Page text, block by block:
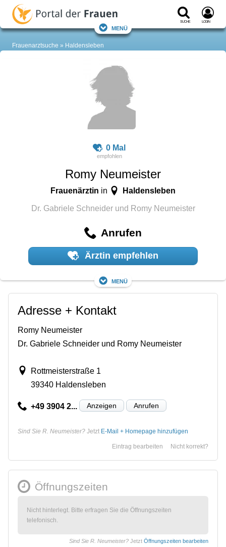
Suche Login
Menü
Frauenarztsuche Haldensleben
0 Mal
Romy Neumeister
Frauenärztin in Haldensleben
Dr. Gabriele Schneider und Romy Neumeister
Anrufen
Ärztin empfehlen
Menü
Adresse + Kontakt
Romy Neumeister
Dr. Gabriele Schneider und Romy Neumeister
Rottmeisterstraße 1
39340 Haldensleben
+49 3904 2... Anzeigen Anrufen
Sind Sie R. Neumeister? Jetzt E-Mail + Homepage hinzufügen
Nicht korrekt?
Eintrag bearbeiten
Öffnungszeiten
Nicht hinterlegt. Bitte erfragen Sie die Öffnungszeiten
telefonisch.
Sind Sie R. Neumeister? Jetzt Öffnungszeiten bearbeiten